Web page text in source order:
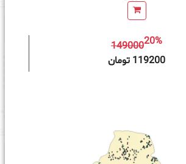
14900020%
119200 تومان